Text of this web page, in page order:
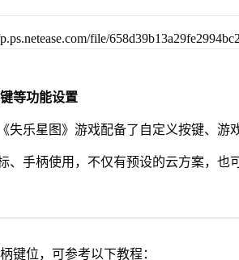
等功能设置
失乐星图》游戏配备了自定义按键、游
、手柄使用，不仅有预设的云方案，也
键位，可参考以下教程：